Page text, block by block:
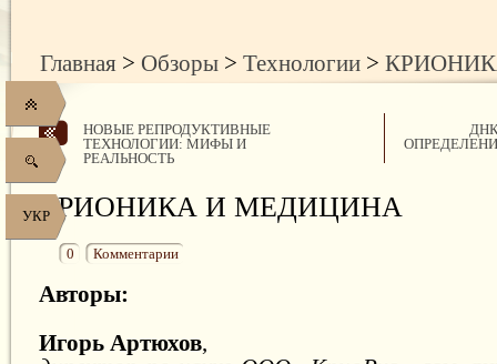
УКР
Главная > Обзоры > Технологии >
НОВЫЕ РЕПРОДУКТИВНЫЕ
ТЕХНОЛОГИИ: МИФЫ И
РЕАЛЬНОСТЬ
КРИОНИКА И МЕДИЦИНА
0 Комментарии
Авторы:
Игорь Артюхов,